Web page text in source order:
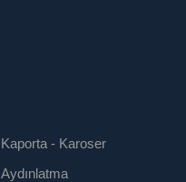
Kaporta - Karoser
Aydınlatma